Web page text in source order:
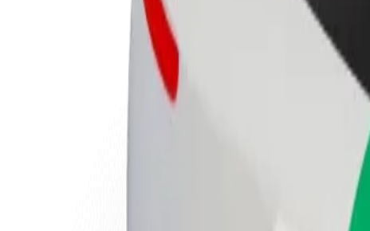
منتجات وخدمات بولت تم تطويرها
لعملك